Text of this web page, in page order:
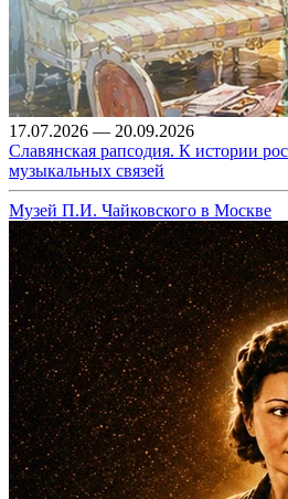
17.07.2026 — 20.09.2026
Славянская рапсодия. К истории
музыкальных связей
Музей П.И. Чайковского в Москве